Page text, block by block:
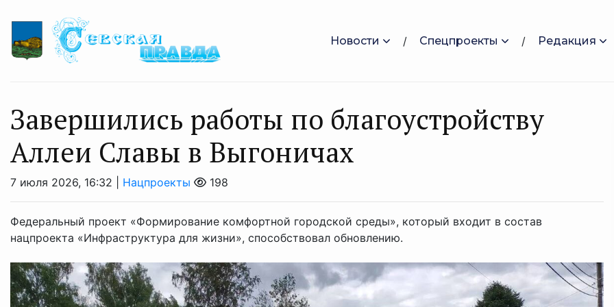
Новости Спецпроекты Редакция
Завершились работы по благоустройству
Аллеи Славы в Выгоничах
7 июля 2026, 16:32 | Нацпроекты 198
Федеральный проект «Формирование комфортной городской среды», который входит в состав
нацпроекта «Инфраструктура для жизни», способствовал обновлению.